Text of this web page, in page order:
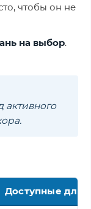
чтобы он не
на выбор.
активного
Доступные